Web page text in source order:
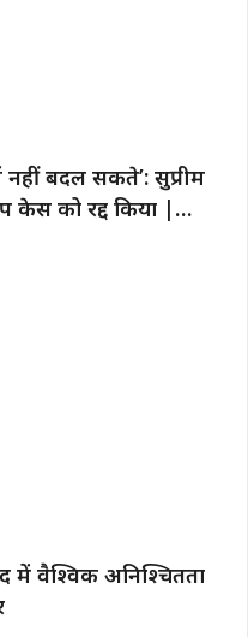
बदल सकते’: सुप्रीम
केस को रद्द किया |
में वैश्विक अनिश्चितता